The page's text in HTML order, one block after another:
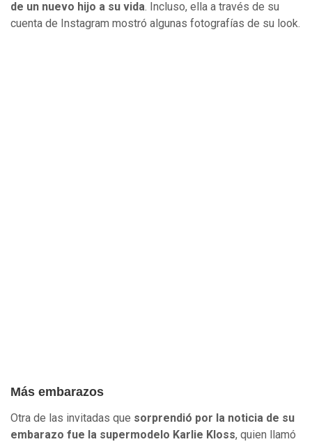
de un nuevo hijo a su vida. Incluso, ella a través de su
cuenta de Instagram mostró algunas fotografías de su look.
Más embarazos
Otra de las invitadas que sorprendió por la noticia de su
embarazo fue la supermodelo Karlie Kloss, quien llamó